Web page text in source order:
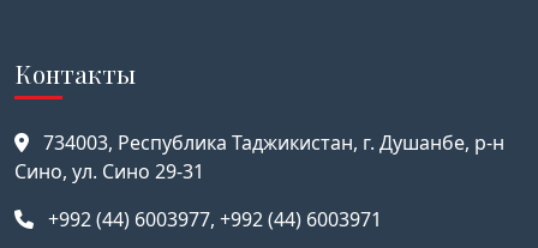
Контакты
734003, Республика Таджикистан, г. Душанбе, р-н
Сино, ул. Сино 29-31
+992 (44) 6003977, +992 (44) 6003971